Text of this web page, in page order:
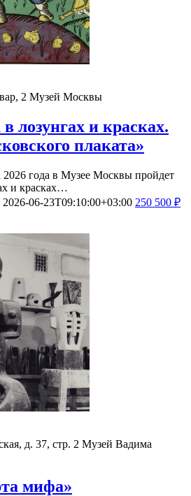
2 Музей Москвы
лозунгах и красках.
плаката»
года в Музее Москвы пройдет
и красках…
2026-06-23T09:10:00+03:00 250 500 ₽
д. 37, стр. 2 Музей Вадима
мифа»